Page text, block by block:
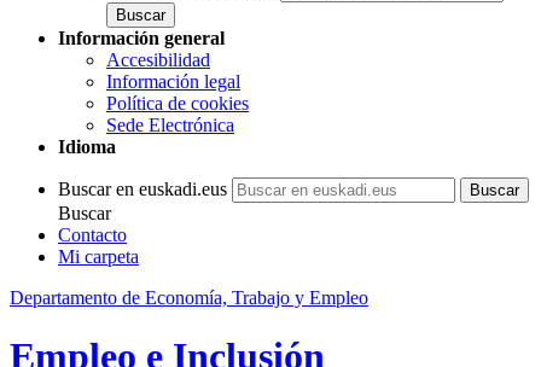
Información general
Accesibilidad
Información legal
Política de cookies
Sede Electrónica
Idioma
Buscar en euskadi.eus
Buscar
Contacto
Mi carpeta
Departamento de Economía, Trabajo y Empleo
Empleo e Inclusión